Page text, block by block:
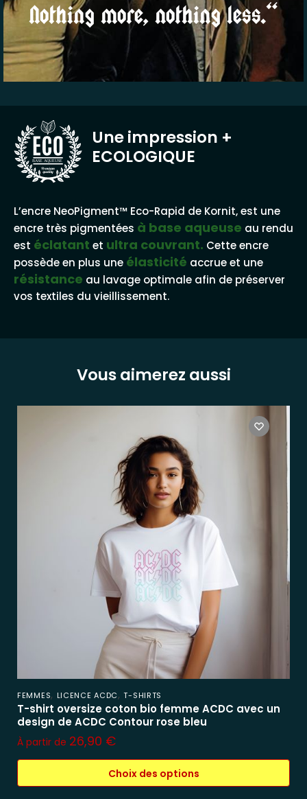
Nothing more, nothing less.“
BASE AQUEUSE
Une impression +
ECOLOGIQUE
L’encre NeoPigment™ Eco-Rapid de Kornit, est une
encre très pigmentées à base aqueuse au rendu
est éclatant et ultra couvrant. Cette encre
possède en plus une élasticité accrue et une
résistance au lavage optimale afin de préserver
vos textiles du vieillissement.
Vous aimerez aussi
FEMMES, LICENCE ACDC,T-SHIRTS
T-shirt oversize coton bio femme ACDC avec un
design de ACDC Contour rose bleu
À partir de 26,90 €
Choix des options